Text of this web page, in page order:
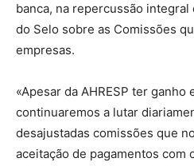
banca, na repercussão integral
do Selo sobre as Comissões
empresas.
«Apesar da AHRESP ter ganho
continuaremos a lutar
desajustadas comissões que
aceitação de pagamentos com